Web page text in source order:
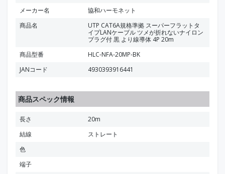
メーカー名
協和ハーモネット
商品名
UTP CAT6A規格準拠 スーパーフラットタ
イプLANケーブル ツメが折れないナイロン
プラグ付 黒 より線導体 4P 20m
商品型番
HLC-NFA-20MP-BK
JANコード
4930393916441
商品スペック情報
長さ
20m
結線
ストレート
色
端子